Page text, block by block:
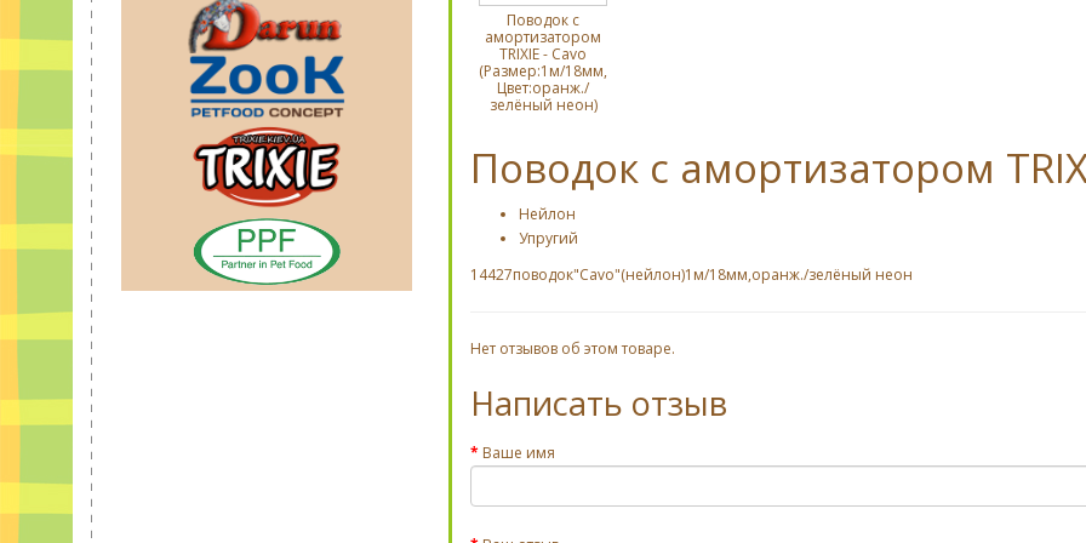
Поводок с
амортизатором
TRIXIE - Cavo
(Размер:1м/18мм,
Цвет:оранж./
зелёный неон)
Поводок с амортизатором
Нейлон
Упругий
14427поводок"Cavo"(нейлон)1м/18мм,оранж./зелёный неон
Нет отзывов об этом товаре.
Написать отзыв
Ваше имя